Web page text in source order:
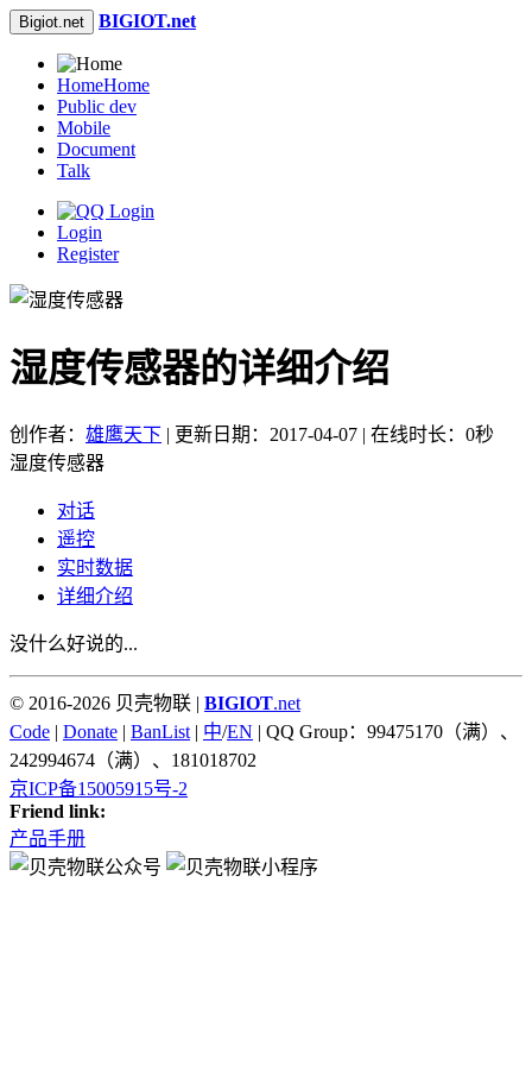
Bigiot.net BIGIOT.net
HomeHome
Public dev
Mobile
Document
Talk
Login
Register
湿度传感器的详细介绍
创作者： 雄鹰天下 | 更新日期：2017-04-07 | 在线时长：0秒
湿度传感器
对话
遥控
实时数据
详细介绍
没什么好说的...
© 2016-2026 贝壳物联 | BIGIOT.net
Code | Donate | BanList | 中/EN | QQ Group：99475170（满）、
242994674（满）、181018702
京ICP备15005915号-2
Friend link:
产品手册